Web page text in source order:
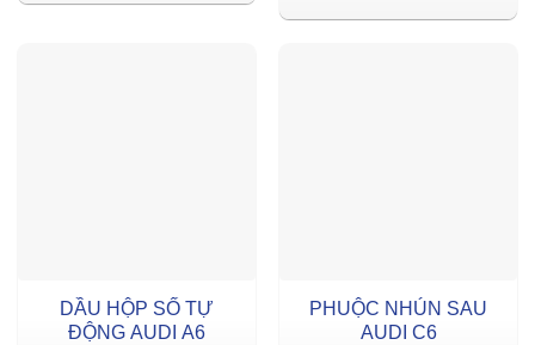
DẦU HỘP SỐ TỰ
ĐỘNG AUDI A6
PHUỘC NHÚN SAU
AUDI C6